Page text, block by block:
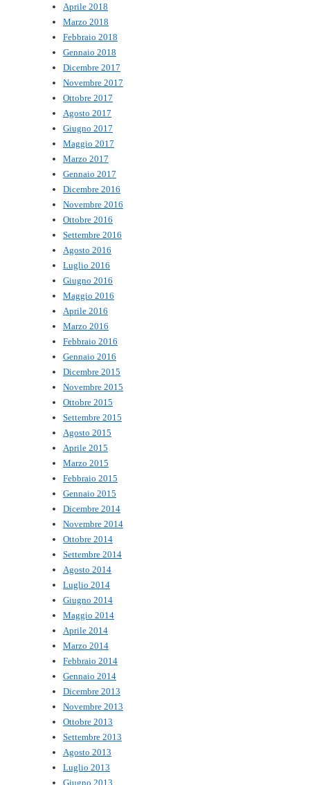
Aprile 2018
Marzo 2018
Febbraio 2018
Gennaio 2018
Dicembre 2017
Novembre 2017
Ottobre 2017
Agosto 2017
Giugno 2017
Maggio 2017
Marzo 2017
Gennaio 2017
Dicembre 2016
Novembre 2016
Ottobre 2016
Settembre 2016
Agosto 2016
Luglio 2016
Giugno 2016
Maggio 2016
Aprile 2016
Marzo 2016
Febbraio 2016
Gennaio 2016
Dicembre 2015
Novembre 2015
Ottobre 2015
Settembre 2015
Agosto 2015
Aprile 2015
Marzo 2015
Febbraio 2015
Gennaio 2015
Dicembre 2014
Novembre 2014
Ottobre 2014
Settembre 2014
Agosto 2014
Luglio 2014
Giugno 2014
Maggio 2014
Aprile 2014
Marzo 2014
Febbraio 2014
Gennaio 2014
Dicembre 2013
Novembre 2013
Ottobre 2013
Settembre 2013
Agosto 2013
Luglio 2013
Giugno 2013